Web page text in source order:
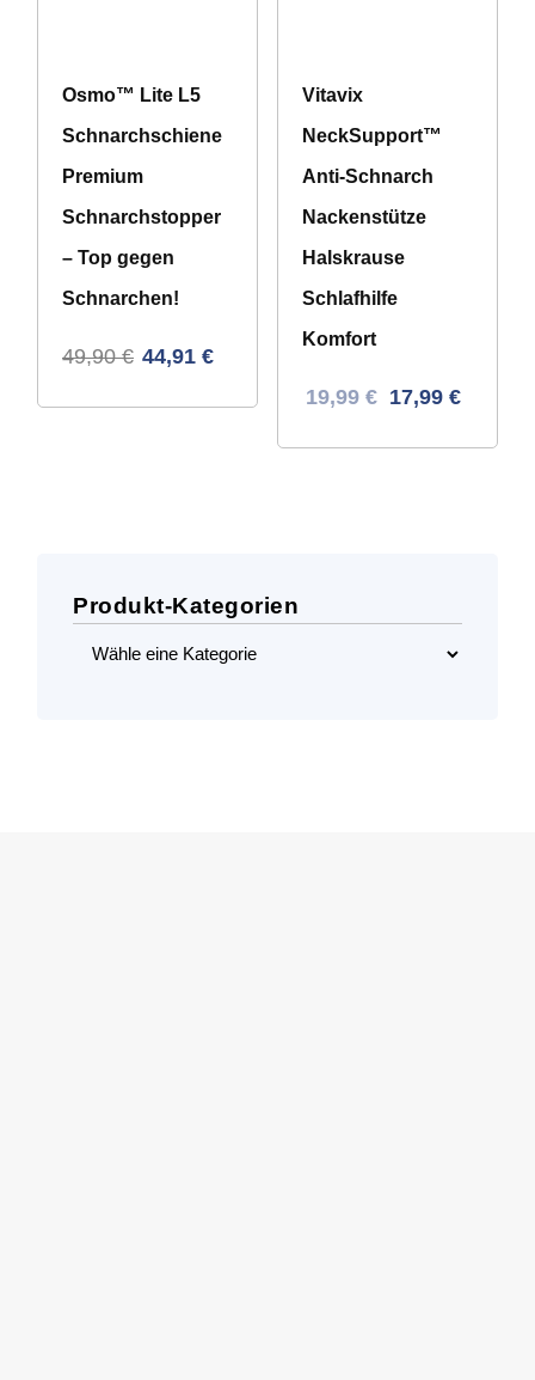
Osmo™ Lite L5
Schnarchschiene
Premium
Schnarchstopper
– Top gegen
Schnarchen!
49,90€ 44,91 €
Vitavix
NeckSupport™
Anti-Schnarch
Nackenstütze
Halskrause
Schlafhilfe
Komfort
Ursprünglicher
19,99 € Aktueller
17,99 €
Produkt-Kategorien